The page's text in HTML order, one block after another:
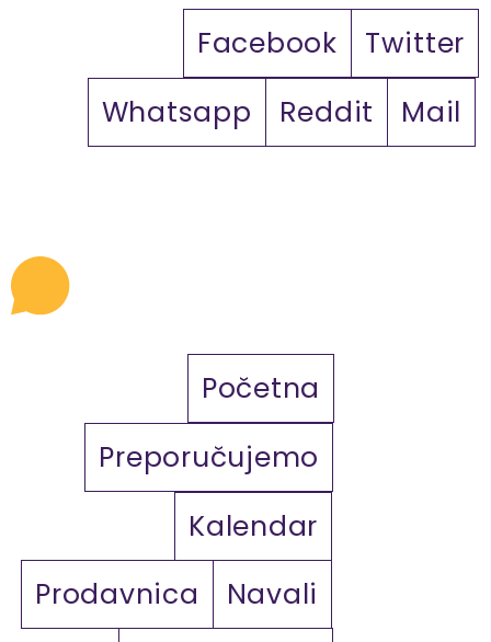
Facebook
Twitter
Whatsapp
Reddit Mail
Početna
Preporučujemo
Kalendar
Prodavnica
Navali